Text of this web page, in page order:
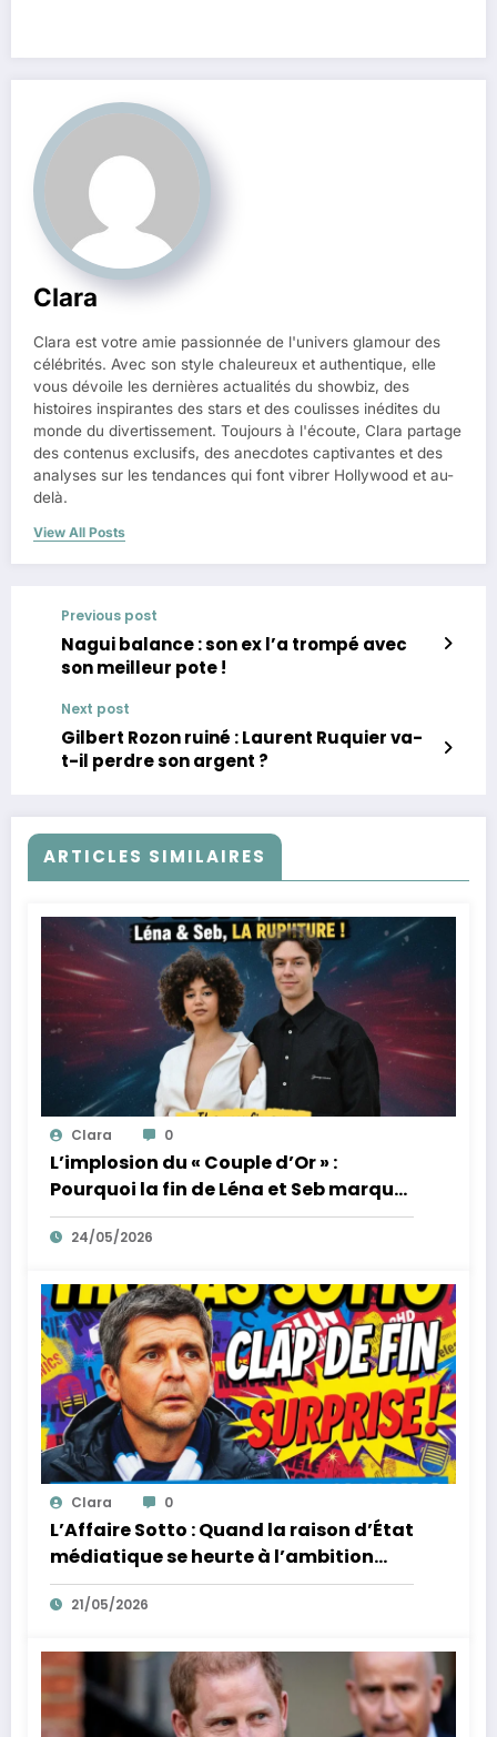
Clara
Clara est votre amie passionnée de l'univers glamour des
célébrités. Avec son style chaleureux et authentique, elle
vous dévoile les dernières actualités du showbiz, des
histoires inspirantes des stars et des coulisses inédites du
monde du divertissement. Toujours à l'écoute, Clara partage
des contenus exclusifs, des anecdotes captivantes et des
analyses sur les tendances qui font vibrer Hollywood et au-
delà.
View All Posts
Previous post
Nagui balance : son ex l’a trompé avec
son meilleur pote !
Next post
Gilbert Rozon ruiné : Laurent Ruquier va-
t-il perdre son argent ?
ARTICLES SIMILAIRES
Clara 0
L’implosion du « Couple d’Or » :
Pourquoi la fin de Léna et Seb marque
la fin de l’innocence sur YouTube
24/05/2026
Clara 0
L’Affaire Sotto : Quand la raison d’État
médiatique se heurte à l’ambition
d’un homme
21/05/2026